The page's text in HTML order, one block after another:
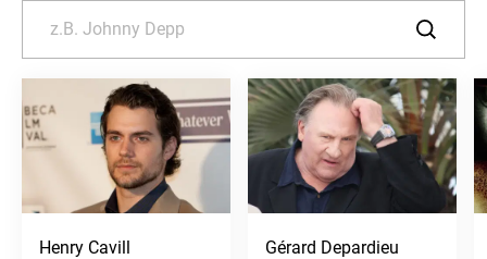
Henry Cavill Gérard Depardieu